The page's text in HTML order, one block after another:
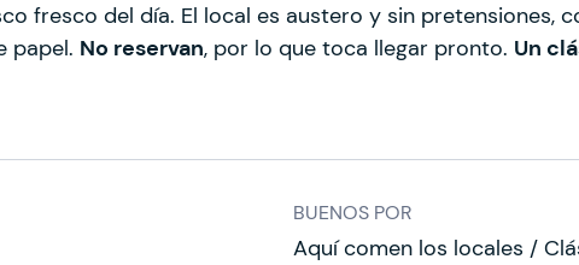
fresco del día. El local es austero y sin pretensiones,
papel. No reservan, por lo que toca llegar pronto. Un
BUENOS POR
Aquí comen los locales /